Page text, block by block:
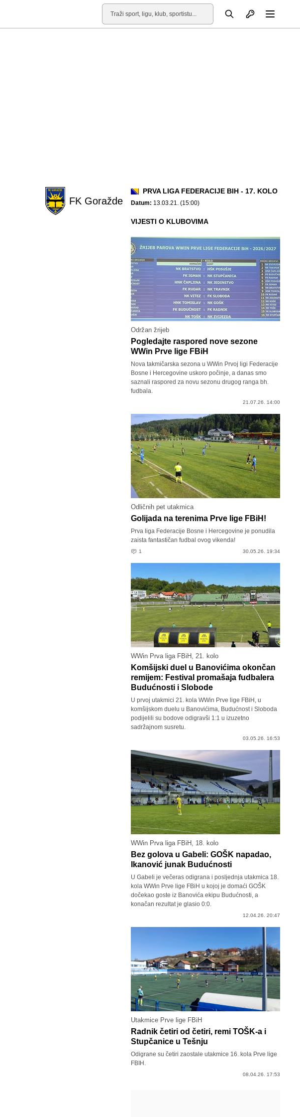
Pretraga Otvori profil
FK Goražde
PRVA LIGA FEDERACIJE BIH - 17. KOLO
Datum: 13.03.21. (15:00)
VIJESTI O KLUBOVIMA
Održan žrijeb
Pogledajte raspored nove sezone
WWin Prve lige FBiH
Nova takmičarska sezona u WWin Prvoj ligi Federacije
Bosne i Hercegovine uskoro počinje, a danas smo
saznali raspored za novu sezonu drugog ranga bh.
fudbala.
21.07.26. 14:00
Odličnih pet utakmica
Golijada na terenima Prve lige FBiH!
Prva liga Federacije Bosne i Hercegovine je ponudila
zaista fantastičan fudbal ovog vikenda!
1 30.05.26. 19:34
WWin Prva liga FBiH, 21. kolo
Komšijski duel u Banovićima okončan
remijem: Festival promašaja fudbalera
Budućnosti i Slobode
U prvoj utakmici 21. kola WWin Prve lige FBiH, u
komšijskom duelu u Banovićima, Budućnost i Sloboda
podijelili su bodove odigravši 1:1 u izuzetno
sadržajnom susretu.
03.05.26. 16:53
WWin Prva liga FBiH, 18. kolo
Bez golova u Gabeli: GOŠK napadao,
Ikanović junak Budućnosti
U Gabeli je večeras odigrana i posljednja utakmica 18.
kola WWin Prve lige FBiH u kojoj je domaći GOŠK
dočekao goste iz Banovića ekipu Budućnosti, a
konačan rezultat je glasio 0:0.
12.04.26. 20:47
Utakmice Prve lige FBiH
Radnik četiri od četiri, remi TOŠK-a i
Stupčanice u Tešnju
Odigrane su četiri zaostale utakmice 16. kola Prve lige
FBIH.
08.04.26. 17:53